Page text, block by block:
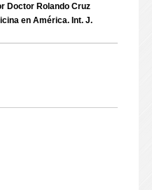
Doctor Rolando Cruz
en América. Int. J.